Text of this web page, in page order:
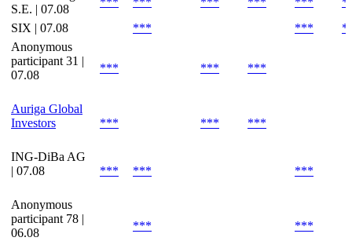
S.E. | 07.08
SIX | 07.08
*** ***
Anonymous
participant 31 |
07.08
*** *** ***
Auriga Global
Investors
*** *** ***
ING-DiBa AG
| 07.08
*** *** ***
Anonymous
participant 78 |
06.08
*** ***